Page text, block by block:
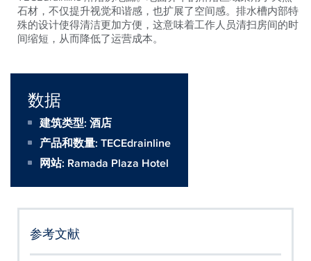
石材，不仅提升视觉和谐感，也扩展了空间感。排水槽内部特
殊的设计使得清洁更加方便，这意味着工作人员清扫房间的时
间缩短，从而降低了运营成本。
数据
建筑类型: 酒店
产品和数量: TECEdrainline
网站: Ramada Plaza Hotel
参考文献